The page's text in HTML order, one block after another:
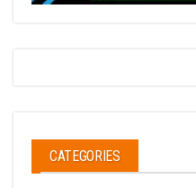
CATEGORIES